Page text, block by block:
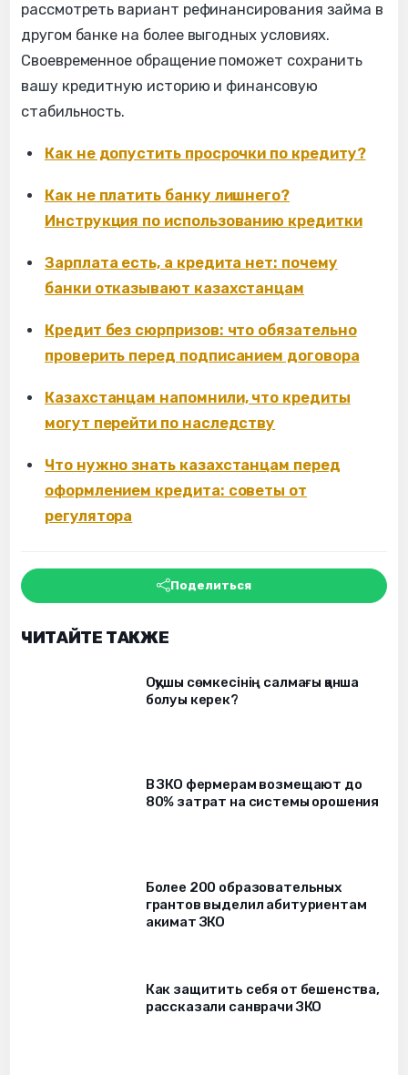
рассмотреть вариант рефинансирования займа в
другом банке на более выгодных условиях.
Своевременное обращение поможет сохранить
вашу кредитную историю и финансовую
стабильность.
Как не допустить просрочки по кредиту?
Как не платить банку лишнего?
Инструкция по использованию кредитки
Зарплата есть, а кредита нет: почему
банки отказывают казахстанцам
Кредит без сюрпризов: что обязательно
проверить перед подписанием договора
Казахстанцам напомнили, что кредиты
могут перейти по наследству
Что нужно знать казахстанцам перед
оформлением кредита: советы от
регулятора
Поделиться
ЧИТАЙТЕ ТАКЖЕ
Оқушы сөмкесінің салмағы қанша
болуы керек?
В ЗКО фермерам возмещают до
80% затрат на системы орошения
Более 200 образовательных
грантов выделил абитуриентам
акимат ЗКО
Как защитить себя от бешенства,
рассказали санврачи ЗКО